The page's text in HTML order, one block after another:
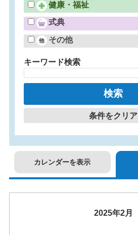
健康・福祉
式典
その他
キーワード検索
条件をクリア
カレンダーを表示
2025年2月